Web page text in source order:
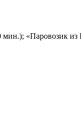
«Паровозик из